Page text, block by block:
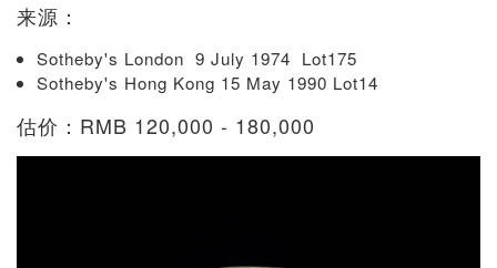
来源：
Sotheby's London 9 July 1974 Lot175
Sotheby's Hong Kong 15 May 1990 Lot14
估价：RMB 120,000 - 180,000